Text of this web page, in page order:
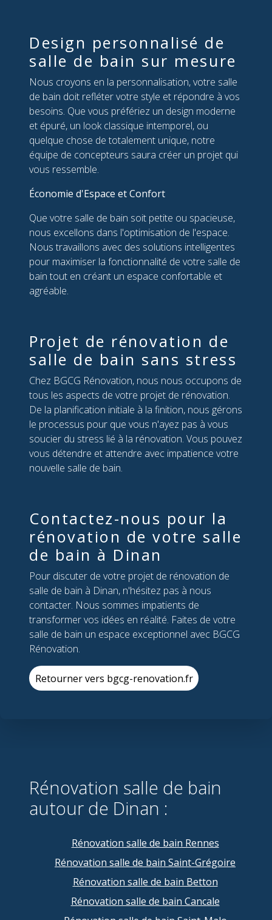
Design personnalisé de
salle de bain sur mesure
Nous croyons en la personnalisation, votre salle
de bain doit refléter votre style et répondre à vos
besoins. Que vous préfériez un design moderne
et épuré, un look classique intemporel, ou
quelque chose de totalement unique, notre
équipe de concepteurs saura créer un projet qui
vous ressemble.
Économie d'Espace et Confort
Que votre salle de bain soit petite ou spacieuse,
nous excellons dans l'optimisation de l'espace.
Nous travaillons avec des solutions intelligentes
pour maximiser la fonctionnalité de votre salle de
bain tout en créant un espace confortable et
agréable.
Projet de rénovation de
salle de bain sans stress
Chez BGCG Rénovation, nous nous occupons de
tous les aspects de votre projet de rénovation.
De la planification initiale à la finition, nous gérons
le processus pour que vous n'ayez pas à vous
soucier du stress lié à la rénovation. Vous pouvez
vous détendre et attendre avec impatience votre
nouvelle salle de bain.
Contactez-nous pour la
rénovation de votre salle
de bain à Dinan
Pour discuter de votre projet de rénovation de
salle de bain à Dinan, n'hésitez pas à nous
contacter. Nous sommes impatients de
transformer vos idées en réalité. Faites de votre
salle de bain un espace exceptionnel avec BGCG
Rénovation.
Retourner vers bgcg-renovation.fr
Rénovation salle de bain
autour de Dinan :
Rénovation salle de bain Rennes
Rénovation salle de bain Saint-Grégoire
Rénovation salle de bain Betton
Rénovation salle de bain Cancale